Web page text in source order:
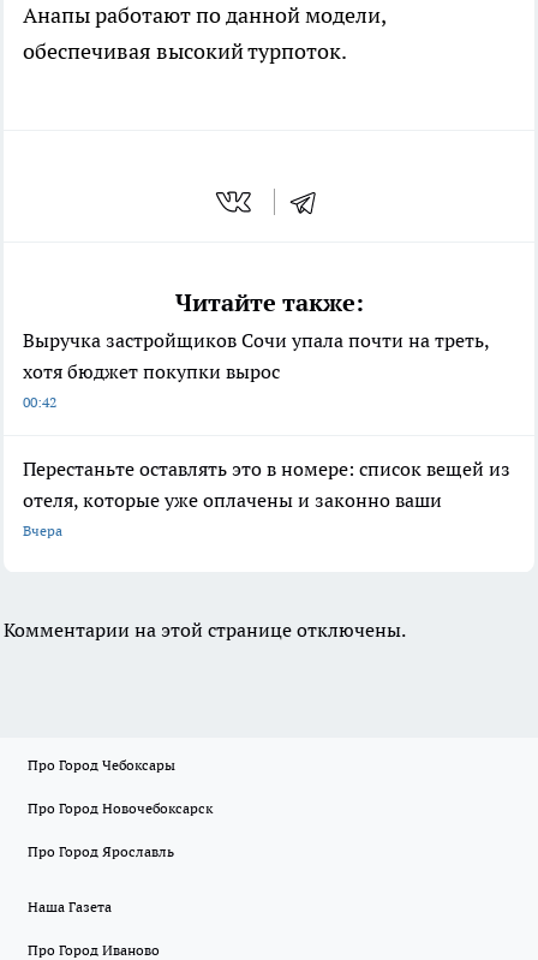
Анапы работают по данной модели,
обеспечивая высокий турпоток.
Читайте также:
Выручка застройщиков Сочи упала почти на треть,
хотя бюджет покупки вырос
00:42
Перестаньте оставлять это в номере: список вещей из
отеля, которые уже оплачены и законно ваши
Вчера
Комментарии на этой странице отключены.
Про Город Чебоксары
Про Город Новочебоксарск
Про Город Ярославль
Наша Газета
Про Город Иваново